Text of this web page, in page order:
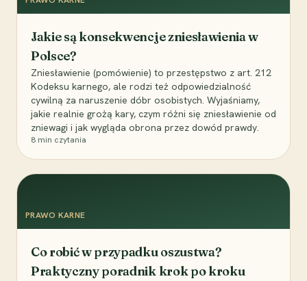
Jakie są konsekwencje zniesławienia w
Polsce?
Zniesławienie (pomówienie) to przestępstwo z art. 212
Kodeksu karnego, ale rodzi też odpowiedzialność
cywilną za naruszenie dóbr osobistych. Wyjaśniamy,
jakie realnie grożą kary, czym różni się zniesławienie od
zniewagi i jak wygląda obrona przez dowód prawdy.
8 min czytania
PRAWO KARNE
Co robić w przypadku oszustwa?
Praktyczny poradnik krok po kroku